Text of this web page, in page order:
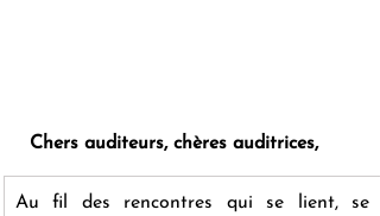
Chers auditeurs, chères auditrices,
Au fil des rencontres qui se lient, se